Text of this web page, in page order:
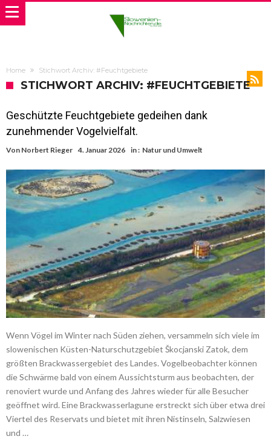
Home Stichwort Archiv: #Feuchtgebiete
STICHWORT ARCHIV: #FEUCHTGEBIETE
Geschützte Feuchtgebiete gedeihen dank
zunehmender Vogelvielfalt.
Von Norbert Rieger 4. Januar 2026 in : Natur und Umwelt
Wenn Vögel im Winter nach Süden ziehen, versammeln sich viele im
slowenischen Küsten-Naturschutzgebiet Škocjanski Zatok, dem
größten Brackwassergebiet des Landes. Vogelbeobachter können
die Schwärme bald von einem Aussichtsturm aus beobachten, der
renoviert wurde und Anfang des Jahres wieder für alle Besucher
geöffnet wird. Eine Brackwasserlagune erstreckt sich über etwa drei
Viertel des Reservats und bietet mit ihren Nistinseln, Salzwiesen
und …